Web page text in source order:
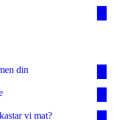
din
vi mat?